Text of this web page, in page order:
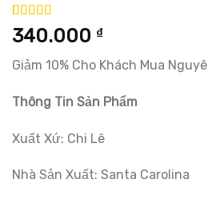
5.00 trên 5
dựa trên
1
340.000 ₫
Giảm 10% Cho Khách Mua
Thông Tin Sản Phẩm
Xuất Xứ: Chi Lê
Nhà Sản Xuất: Santa Carolina